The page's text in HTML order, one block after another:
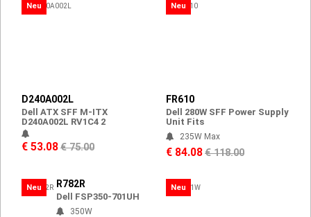
Neu
D240A002L
Dell ATX SFF M-ITX
D240A002L RV1C4 2
€ 53.08€ 75.00
Neu
FR610
Dell 280W SFF Power Supply
Unit Fits
235W Max
€ 84.08€ 118.00
Neu R782R
Dell FSP350-701UH
350W
Neu